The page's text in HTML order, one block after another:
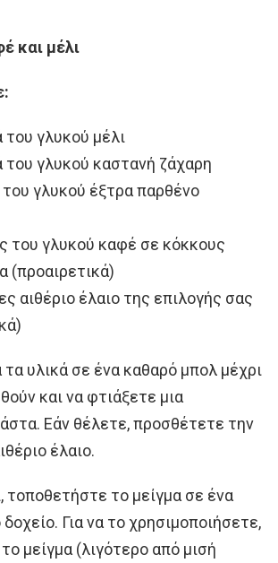
και μέλι
του γλυκού μέλι
του γλυκού καστανή ζάχαρη
του γλυκού έξτρα παρθένο
του γλυκού καφέ σε κόκκους
(προαιρετικά)
αιθέριο έλαιο της επιλογής σας
τα υλικά σε ένα καθαρό μπολ μέχρι
και να φτιάξετε μια
Εάν θέλετε, προσθέτετε την
έλαιο.
τοποθετήστε το μείγμα σε ένα
Για να το χρησιμοποιήσετε,
μείγμα (λιγότερο από μισή